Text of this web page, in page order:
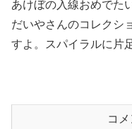
あけぼの入線おめでた
だいやさんのコレクシ
すよ。スパイラルに片
コ